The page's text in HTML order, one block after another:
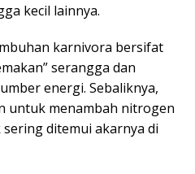
kecil lainnya.
karnivora bersifat
serangga dan
energi. Sebaliknya,
untuk menambah nitrogen
ditemui akarnya di